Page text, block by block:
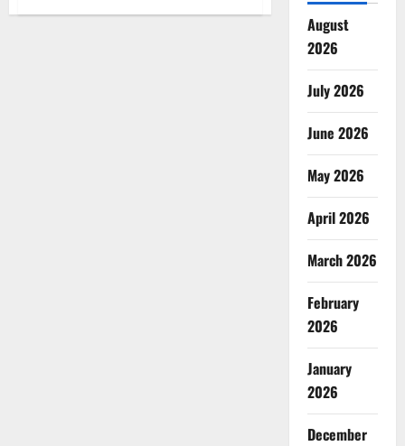
August
2026
July 2026
June 2026
May 2026
April 2026
March 2026
February
2026
January
2026
December